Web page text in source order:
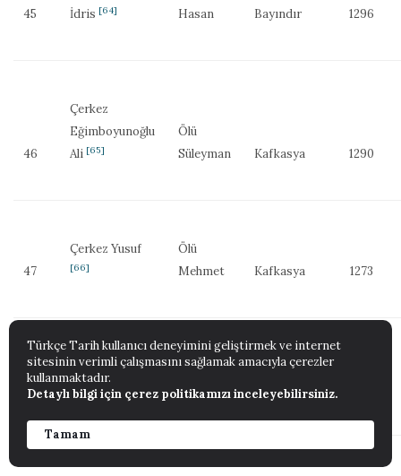
45 İdris [64]
Hasan
Bayındır 1296
46
Çerkez
Eğimboyunoğlu
Ali [65]
Ölü
Süleyman
Kafkasya 1290
47
Çerkez Yusuf
[66]
Ölü
Mehmet
Kafkasya 1273
48
Çerkez
Mahmut
Ölü
Abdullah
Kafkasya
Türkçe Tarih kullanıcı deneyimini geliştirmek ve internet
sitesinin verimli çalışmasını sağlamak amacıyla çerezler
kullanmaktadır.
Detaylı bilgi için çerez politikamızı inceleyebilirsiniz.
Tamam